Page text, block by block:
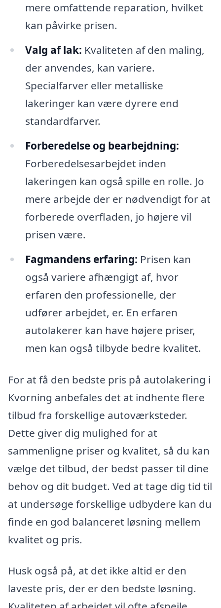
mere omfattende reparation, hvilket
kan påvirke prisen.
Valg af lak: Kvaliteten af den maling,
der anvendes, kan variere.
Specialfarver eller metalliske
lakeringer kan være dyrere end
standardfarver.
Forberedelse og bearbejdning:
Forberedelsesarbejdet inden
lakeringen kan også spille en rolle. Jo
mere arbejde der er nødvendigt for at
forberede overfladen, jo højere vil
prisen være.
Fagmandens erfaring: Prisen kan
også variere afhængigt af, hvor
erfaren den professionelle, der
udfører arbejdet, er. En erfaren
autolakerer kan have højere priser,
men kan også tilbyde bedre kvalitet.
For at få den bedste pris på autolakering i
Kvorning anbefales det at indhente flere
tilbud fra forskellige autoværksteder.
Dette giver dig mulighed for at
sammenligne priser og kvalitet, så du kan
vælge det tilbud, der bedst passer til dine
behov og dit budget. Ved at tage dig tid til
at undersøge forskellige udbydere kan du
finde en god balanceret løsning mellem
kvalitet og pris.
Husk også på, at det ikke altid er den
laveste pris, der er den bedste løsning.